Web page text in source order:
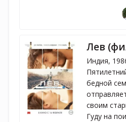
Лев
Индия,
бедной
своим
Гуду на